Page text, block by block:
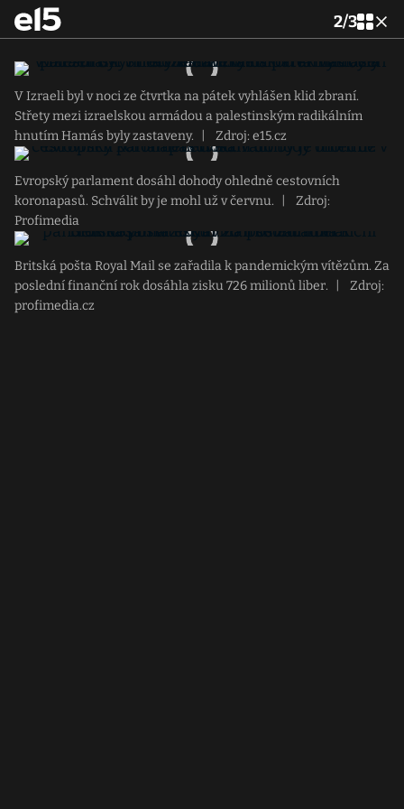
2/3
V Izraeli byl v noci ze čtvrtka na pátek vyhlášen klid zbraní.
Střety mezi izraelskou armádou a palestinským radikálním
hnutím Hamás byly zastaveny.
Zdroj: e15.cz
Evropský parlament dosáhl dohody ohledně cestovních
koronapasů. Schválit by je mohl už v červnu.
Zdroj:
Profimedia
Britská pošta Royal Mail se zařadila k pandemickým vítězům. Za
poslední finanční rok dosáhla zisku 726 milionů liber.
Zdroj:
profimedia.cz